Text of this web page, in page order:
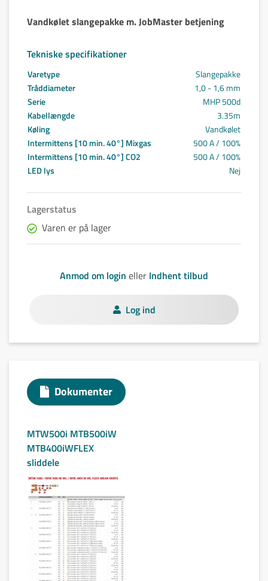
Vandkølet slangepakke m. JobMaster betjening
Tekniske specifikationer
Varetype
Slangepakke
Tråddiameter
1,0 - 1,6 mm
Serie
MHP 500d
Kabellængde
3.35m
Køling
Vandkølet
Intermittens [10 min. 40°] Mixgas
500 A / 100%
Intermittens [10 min. 40°] CO2
500 A / 100%
LED lys
Nej
Lagerstatus
Varen er på lager
Anmod om login eller Indhent tilbud
Log ind
Dokumenter
MTW500i MTB500iW
MTB400iWFLEX
sliddele